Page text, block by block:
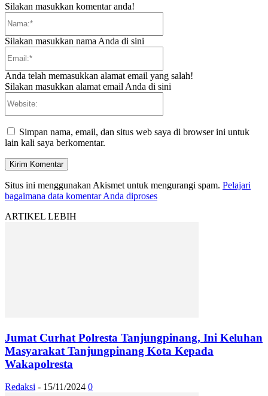
Silakan masukkan komentar anda!
Silakan masukkan nama Anda di sini
Anda telah memasukkan alamat email yang salah!
Silakan masukkan alamat email Anda di sini
Simpan nama, email, dan situs web saya di browser ini untuk
lain kali saya berkomentar.
Situs ini menggunakan Akismet untuk mengurangi spam. Pelajari
bagaimana data komentar Anda diproses
ARTIKEL LEBIH
Jumat Curhat Polresta Tanjungpinang, Ini Keluhan
Masyarakat Tanjungpinang Kota Kepada
Wakapolresta
Redaksi - 15/11/2024 0